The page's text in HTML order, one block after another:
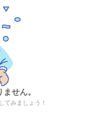
せん。
てみましょう！